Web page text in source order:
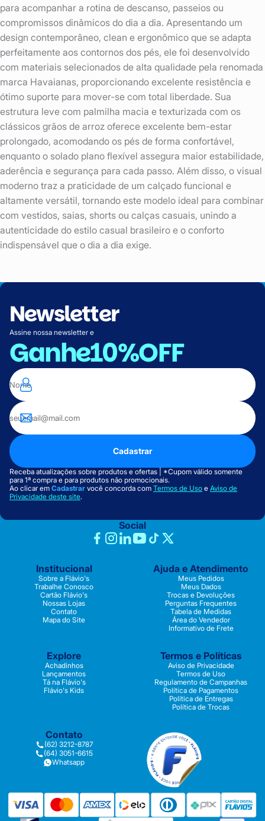
para acompanhar a rotina de descanso, passeios ou
compromissos dinâmicos do dia a dia. Apresentando um
design contemporâneo, clean e ergonômico que se adapta
perfeitamente aos contornos dos pés, ele foi desenvolvido
com materiais selecionados de alta qualidade pela renomada
marca Havaianas, proporcionando excelente resistência e
ótimo suporte para mover-se com total liberdade. Sua
estrutura leve com palmilha macia e texturizada com os
clássicos grãos de arroz oferece excelente bem-estar
prolongado, acomodando os pés de forma confortável,
enquanto o solado plano flexível assegura maior estabilidade,
aderência e segurança para cada passo. Além disso, o visual
moderno traz a praticidade de um calçado funcional e
altamente versátil, tornando este modelo ideal para combinar
com vestidos, saias, shorts ou calças casuais, unindo a
autenticidade do estilo casual brasileiro e o conforto
indispensável que o dia a dia exige.
Newsletter
Assine nossa newsletter e
Ganhe10%OFF
Cadastrar
Receba atualizações sobre produtos e ofertas | *Cupom válido somente
para 1ª compra e para produtos não promocionais.
Ao clicar em Cadastrar você concorda com Termos de Uso e Aviso de
Privacidade deste site.
Social
Institucional
Sobre a Flávio's
Trabalhe Conosco
Cartão Flávio's
Nossas Lojas
Contato
Mapa do Site
Ajuda e Atendimento
Meus Pedidos
Meus Dados
Trocas e Devoluções
Perguntas Frequentes
Tabela de Medidas
Área do Vendedor
Informativo de Frete
Explore
Achadinhos
Lançamentos
Tá na Flávio's
Flávio's Kids
Termos e Políticas
Aviso de Privacidade
Termos de Uso
Regulamento de Campanhas
Política de Pagamentos
Política de Entregas
Política de Trocas
Contato
(62) 3212-8787
(64) 3051-6615
Whatsapp